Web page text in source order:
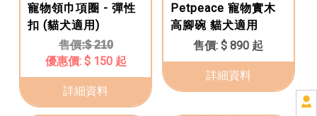
寵物領巾項圈 - 彈性
扣 (貓犬適用)
$ 210
$ 150 起
詳細資料
Petpeace 寵物實木
高腳碗 貓犬適用
$ 890 起
詳細資料